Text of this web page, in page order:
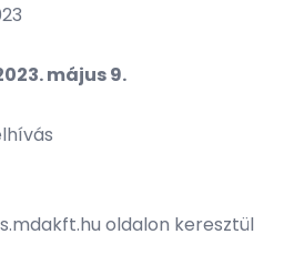
május 9.
oldalon keresztül